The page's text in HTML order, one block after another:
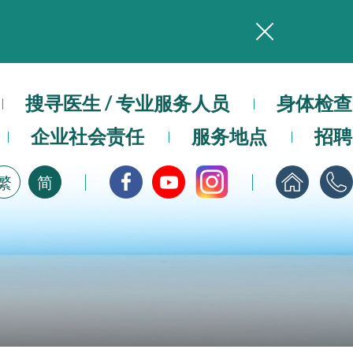
搜寻医生 / 专业服务人员
身体检查
企业社会责任
服务地点 招聘
简